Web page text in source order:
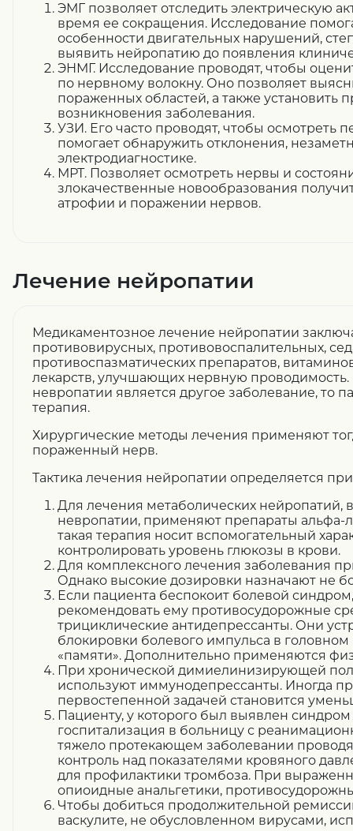
ЭМГ позволяет отследить электрическую
время ее сокращения. Исследование
особенности двигательных нарушений,
выявить нейропатию до появления
ЭНМГ. Исследование проводят, чтобы
по нервному волокну. Оно позволяет
пораженных областей, а также установить
возникновения заболевания.
УЗИ. Его часто проводят, чтобы осмотреть
помогает обнаружить отклонения,
электродиагностике.
МРТ. Позволяет осмотреть нервы и
злокачественные новообразования
атрофии и поражении нервов.
Лечение нейропатии
Медикаментозное лечение нейропатии
противовирусных, противовоспалительных,
противоспазматических препаратов,
лекарств, улучшающих нервную
невропатии является другое заболевание, то
терапия.
Хирургические методы лечения применяют
пораженный нерв.
Тактика лечения нейропатии определяется
Для лечения метаболических нейропатий,
невропатии, применяют препараты альфа-
такая терапия носит вспомогательный
контролировать уровень глюкозы в крови.
Для комплексного лечения заболевания
Однако высокие дозировки назначают не
Если пациента беспокоит болевой
рекомендовать ему противосудорожные
трициклические антидепрессанты. Они
блокировки болевого импульса в
«памяти». Дополнительно применяются
При хронической димиелинизирующей
используют иммунодепрессанты. Иногда
первостепенной задачей становится
Пациенту, у которого был выявлен
госпитализация в больницу с
тяжело протекающем заболевании
контроль над показателями кровяного
для профилактики тромбоза. При
опиоидные анальгетики,
Чтобы добиться продолжительной
васкулите, не обусловленном вирусами,